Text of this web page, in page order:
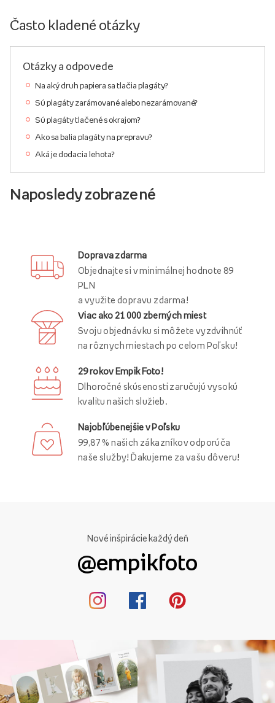
Často kladené otázky
Otázky a odpovede
Na aký druh papiera sa tlačia plagáty?
Sú plagáty zarámované alebo nezarámované?
Sú plagáty tlačené s okrajom?
Ako sa balia plagáty na prepravu?
Aká je dodacia lehota?
Naposledy zobrazené
Doprava zdarma
Objednajte si v minimálnej hodnote 89
PLN
a využite dopravu zdarma!
Viac ako 21 000 zberných miest
Svoju objednávku si môžete vyzdvihnúť
na rôznych miestach po celom Poľsku!
29 rokov Empik Foto!
Dlhoročné skúsenosti zaručujú vysokú
kvalitu našich služieb.
Najobľúbenejšie v Poľsku
99,87 % našich zákazníkov odporúča
naše služby! Ďakujeme za vašu dôveru!
Nové inšpirácie každý deň
@empikfoto